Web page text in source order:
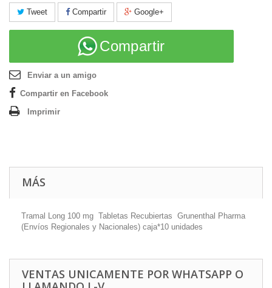
Tweet Compartir Google+
Compartir
Enviar a un amigo
Compartir en Facebook
Imprimir
MÁS
Tramal Long 100 mg Tabletas Recubiertas Grunenthal Pharma
(Envíos Regionales y Nacionales) caja*10 unidades
VENTAS UNICAMENTE POR WHATSAPP O